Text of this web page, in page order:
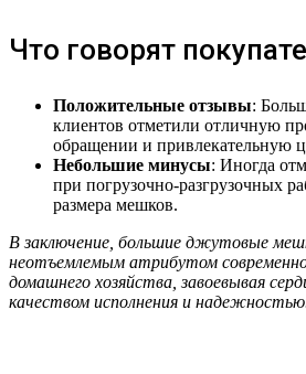
Что говорят
Положительные отзывы:
клиентов отметили отличную
обращении и привлекательную
Небольшие минусы: Иногда
при погрузочно-разгрузочных
размера мешков.
В заключение, большие джутовые
неотъемлемым атрибутом
домашнего хозяйства, завоевывая
качеством исполнения и